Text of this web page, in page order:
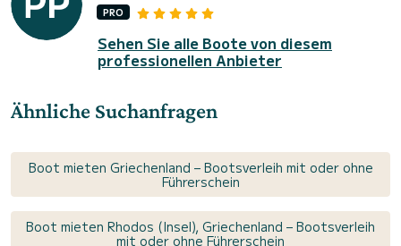
PRO
Sehen Sie alle Boote von diesem
professionellen Anbieter
Ähnliche Suchanfragen
Boot mieten Griechenland – Bootsverleih mit oder ohne
Führerschein
Boot mieten Rhodos (Insel), Griechenland – Bootsverleih
mit oder ohne Führerschein